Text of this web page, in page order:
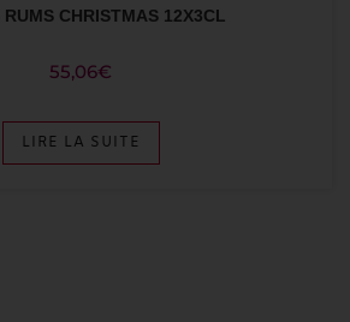
RUMS CHRISTMAS 12X3CL
55,06€
LIRE LA SUITE